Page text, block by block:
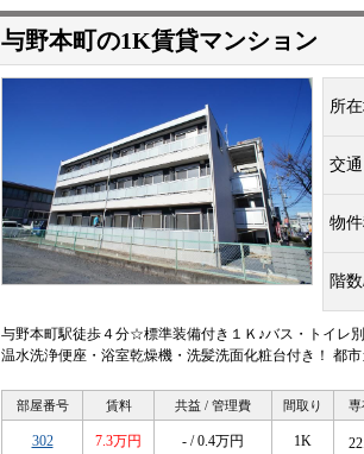
与野本町の1K賃貸マンション
所
交通
物
階
与野本町駅徒歩４分☆標準装備付き１Ｋ♪バス・トイレ
温水洗浄便座・浴室乾燥機・洗髪洗面化粧台付き！ 都
部屋番号 賃料 共益 / 管理費 間取り 専
302 7.3万円 - / 0.4万円 1K